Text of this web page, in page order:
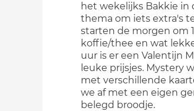
het wekelijks Bakkie in
thema om iets extra's
starten de morgen om
koffie/thee en wat
uur is er een Valentijn
leuke prijsjes. Mystery
met verschillende
we af met een eigen
belegd broodje.